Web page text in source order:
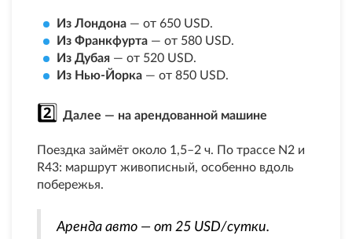
Из Лондона — от 650 USD.
Из Франкфурта — от 580 USD.
Из Дубая — от 520 USD.
Из Нью-Йорка — от 850 USD.
2️⃣ Далее — на арендованной машине
Поездка займёт около 1,5–2 ч. По трассе N2 и
R43: маршрут живописный, особенно вдоль
побережья.
Аренда авто — от 25 USD/сутки.